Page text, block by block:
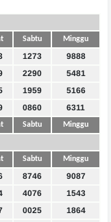
Sabtu Minggu
1273
9888
2290
5481
1959
5166
0860 6311
Sabtu Minggu
Sabtu Minggu
8746
9087
4076
1543
0025
1864